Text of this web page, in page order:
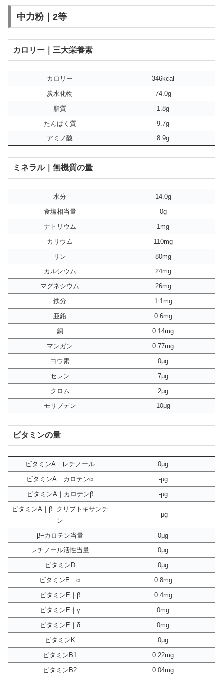
中力粉｜2等
カロリー｜三大栄養素
カロリー
346kcal
炭水化物
74.0g
脂質
1.8g
たんぱく質
9.7g
アミノ酸
8.9g
ミネラル｜無機質の量
水分
14.0g
食塩相当量
0g
ナトリウム
1mg
カリウム
110mg
リン
80mg
カルシウム
24mg
マグネシウム
26mg
鉄分
1.1mg
亜鉛
0.6mg
銅
0.14mg
マンガン
0.77mg
ヨウ素
0μg
セレン
7μg
クロム
2μg
モリブデン
10μg
ビタミンの量
ビタミンA｜レチノール
0μg
ビタミンA｜カロテンα
-μg
ビタミンA｜カロテンβ
-μg
ビタミンA｜β−クリプトキサンチ
ン
-μg
β−カロテン当量
0μg
レチノール活性当量
0μg
ビタミンD
0μg
ビタミンE｜α
0.8mg
ビタミンE｜β
0.4mg
ビタミンE｜γ
0mg
ビタミンE｜δ
0mg
ビタミンK
0μg
ビタミンB1
0.22mg
ビタミンB2
0.04mg